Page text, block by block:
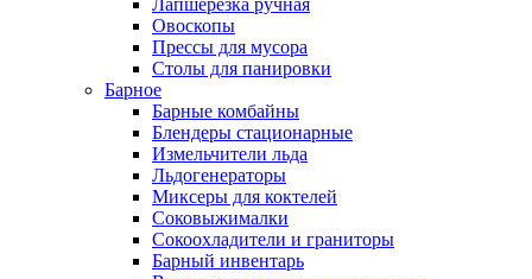
Лапшерезка ручная
Овоскопы
Прессы для мусора
Столы для панировки
Барное
Барные комбайны
Блендеры стационарные
Измельчители льда
Льдогенераторы
Миксеры для коктелей
Соковыжималки
Сокоохладители и граниторы
Барный инвентарь